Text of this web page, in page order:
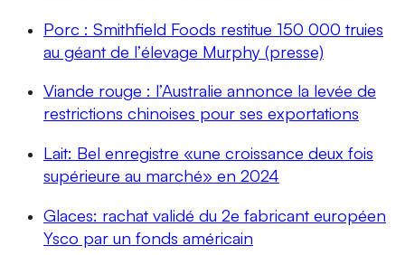
Porc : Smithfield Foods restitue 150 000 truies
au géant de l’élevage Murphy (presse)
Viande rouge : l’Australie annonce la levée de
restrictions chinoises pour ses exportations
Lait: Bel enregistre «une croissance deux fois
supérieure au marché» en 2024
Glaces: rachat validé du 2e fabricant européen
Ysco par un fonds américain